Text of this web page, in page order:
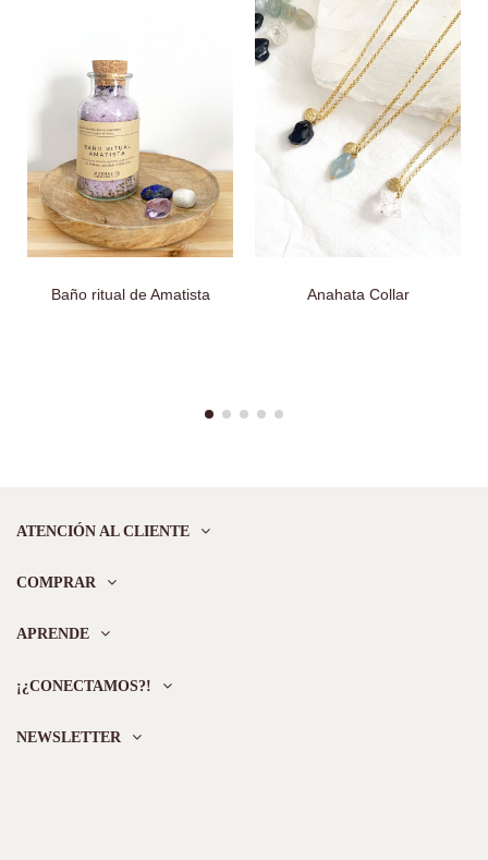
Baño ritual de Amatista Anahata Collar
ATENCIÓN AL CLIENTE
COMPRAR
APRENDE
¡¿CONECTAMOS?!
NEWSLETTER